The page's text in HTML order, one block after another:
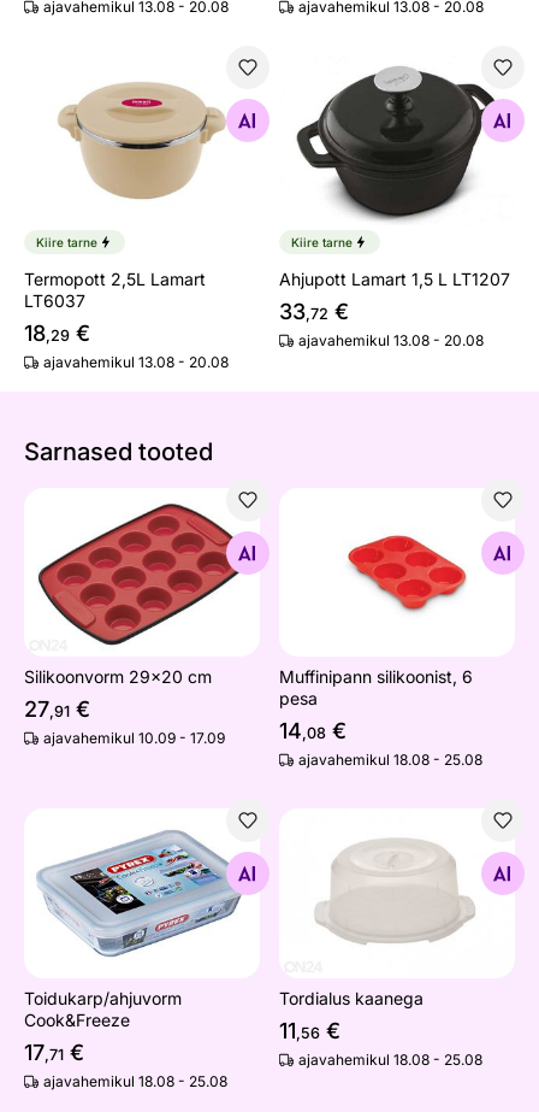
ajavahemikul 13.08 - 20.08 ajavahemikul 13.08 - 20.08
Termopott 2,5L Lamart LT6037
Otsi sarnaseid
Kiire tarne
Termopott 2,5L Lamart
LT6037
18,29 €
ajavahemikul 13.08 - 20.08
Ahjupott Lamart 1,5 L
Otsi sarnaseid
Kiire tarne
Ahjupott Lamart 1,5 L LT1207
33,72 €
ajavahemikul 13.08 - 20.08
Sarnased tooted
Silikoonvorm 29x20 cm
Otsi sarnaseid
Silikoonvorm 29x20 cm
27,91 €
ajavahemikul 10.09 - 17.09
Otsi sarnaseid
Muffinipann silikoonist, 6
pesa
14,08 €
ajavahemikul 18.08 - 25.08
Toidukarp/ahjuvorm Cook&Freeze
Otsi sarnaseid
Toidukarp/ahjuvorm
Cook&Freeze
17,71 €
ajavahemikul 18.08 - 25.08
Tordialus kaanega
Otsi sarnaseid
Tordialus kaanega
11,56 €
ajavahemikul 18.08 - 25.08